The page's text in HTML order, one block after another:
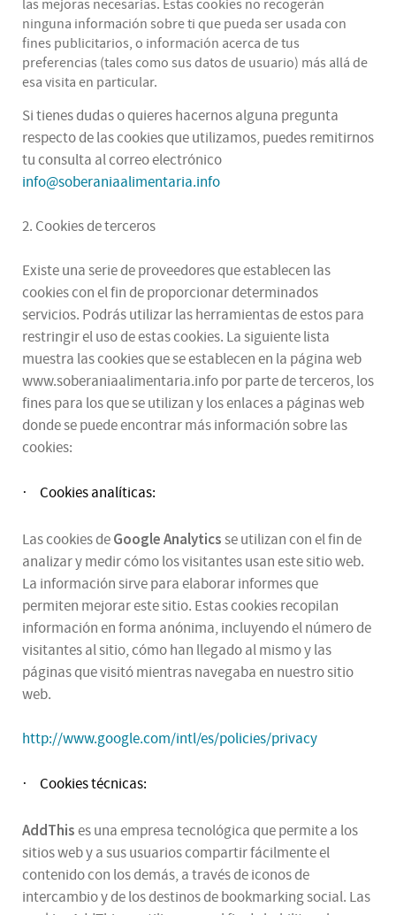
las mejoras necesarias. Estas cookies no recogerán
ninguna información sobre ti que pueda ser usada con
fines publicitarios, o información acerca de tus
preferencias (tales como sus datos de usuario) más allá de
esa visita en particular.
Si tienes dudas o quieres hacernos alguna pregunta
respecto de las cookies que utilizamos, puedes remitirnos
tu consulta al correo electrónico
info@soberaniaalimentaria.info
2. Cookies de terceros
Existe una serie de proveedores que establecen las
cookies con el fin de proporcionar determinados
servicios. Podrás utilizar las herramientas de estos para
restringir el uso de estas cookies. La siguiente lista
muestra las cookies que se establecen en la página web
www.soberaniaalimentaria.info por parte de terceros, los
fines para los que se utilizan y los enlaces a páginas web
donde se puede encontrar más información sobre las
cookies:
· Cookies analíticas:
Las cookies deGoogle Analyticsse utilizan con el fin de
analizar y medir cómo los visitantes usan este sitio web.
La información sirve para elaborar informes que
permiten mejorar este sitio. Estas cookies recopilan
información en forma anónima, incluyendo el número de
visitantes al sitio, cómo han llegado al mismo y las
páginas que visitó mientras navegaba en nuestro sitio
web.
http://www.google.com/intl/es/policies/privacy
· Cookies técnicas:
AddThises una empresa tecnológica que permite a los
sitios web y a sus usuarios compartir fácilmente el
contenido con los demás, a través de iconos de
intercambio y de los destinos de bookmarking social. Las